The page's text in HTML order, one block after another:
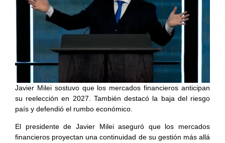
Javier Milei sostuvo que los mercados financieros anticipan
su reelección en 2027. También destacó la baja del riesgo
país y defendió el rumbo económico.
El presidente de Javier Milei aseguró que los mercados
financieros proyectan una continuidad de su gestión más allá